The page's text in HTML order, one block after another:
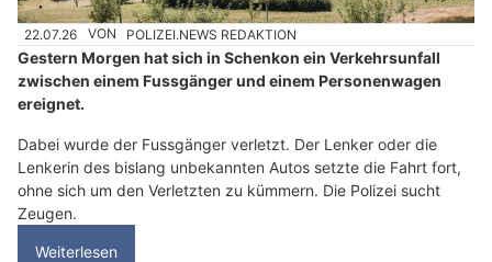
22.07.26 VON POLIZEI.NEWS REDAKTION
Gestern Morgen hat sich in Schenkon ein Verkehrsunfall
zwischen einem Fussgänger und einem Personenwagen
ereignet.
Dabei wurde der Fussgänger verletzt. Der Lenker oder die
Lenkerin des bislang unbekannten Autos setzte die Fahrt fort,
ohne sich um den Verletzten zu kümmern. Die Polizei sucht
Zeugen.
Weiterlesen